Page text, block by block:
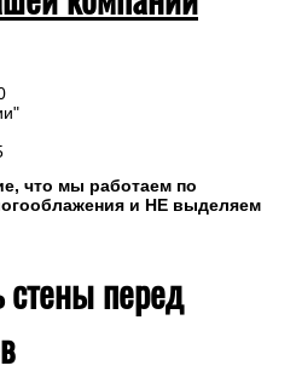
что мы работаем по
и НЕ выделяем
стены перед